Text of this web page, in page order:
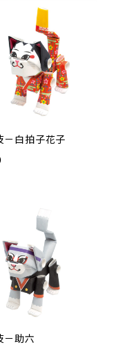
－白拍子花子
－助六